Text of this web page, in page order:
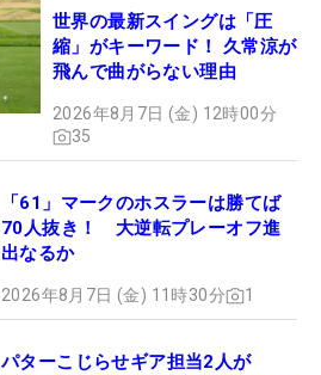
世界の最新スイングは「圧
縮」がキーワード！ 久常涼が
飛んで曲がらない理由
2026年8月7日 (金) 12時00分
35
「61」マークのホスラーは勝てば
70人抜き！ 大逆転プレーオフ進
出なるか
2026年8月7日 (金) 11時30分 1
パターこじらせギア担当2人が